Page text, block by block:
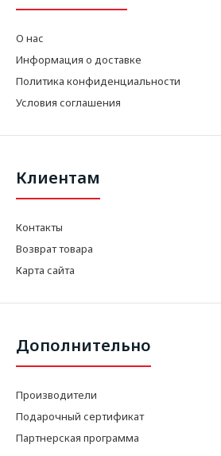
О нас
Информация о доставке
Политика конфиденциальности
Условия соглашения
Клиентам
Контакты
Возврат товара
Карта сайта
Дополнительно
Производители
Подарочный сертификат
Партнерская программа